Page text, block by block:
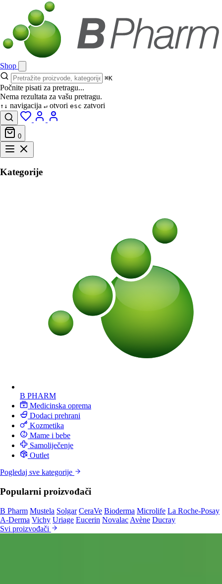
Shop
⌘K
Počnite pisati za pretragu...
Nema rezultata za vašu pretragu.
↑↓ navigacija ↵ otvori esc zatvori
0
Kategorije
B PHARM
Medicinska oprema
Dodaci prehrani
Kozmetika
Mame i bebe
Samoliječenje
Outlet
Pogledaj sve kategorije
Popularni proizvođači
B Pharm Mustela Solgar CeraVe Bioderma Microlife La Roche-Posay
A-Derma Vichy Uriage Eucerin Novalac Avène Ducray
Svi proizvođači